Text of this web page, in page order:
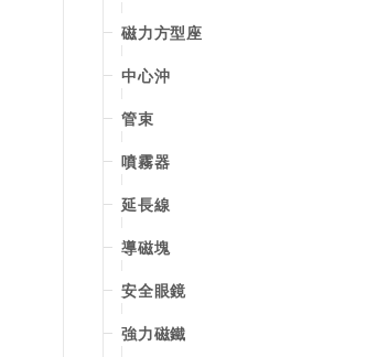
磁力方型座
中心沖
管束
噴霧器
延長線
導磁塊
安全眼鏡
強力磁鐵